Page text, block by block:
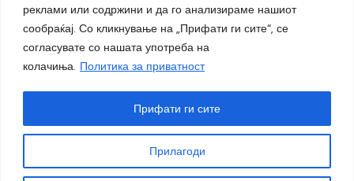
реклами или содржини и да го анализираме нашиот
сообраќај. Со кликнување на „Прифати ги сите“, се
согласувате со нашата употреба на
колачиња. Политика за приватност
Прилагоди
Прифати ги сите
Импресум
© 2018 - 2026 ОТВ